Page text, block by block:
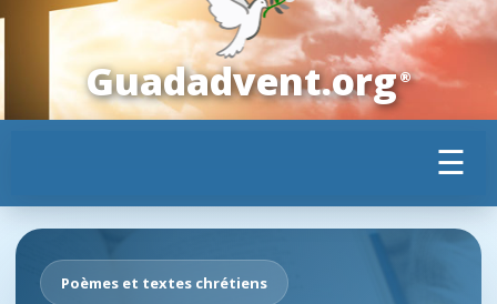
Guadadvent.org®
☰
Poèmes et textes chrétiens